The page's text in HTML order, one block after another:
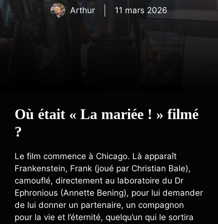
Arthur 11 mars 2026
Où était « La mariée ! » filmé
?
Le film commence à Chicago. Là apparaît
Frankenstein, Frank (joué par Christian Bale),
camouflé, directement au laboratoire du Dr
Ephronious (Annette Bening), pour lui demander
de lui donner un partenaire, un compagnon
pour la vie et l’éternité, quelqu’un qui le sortira